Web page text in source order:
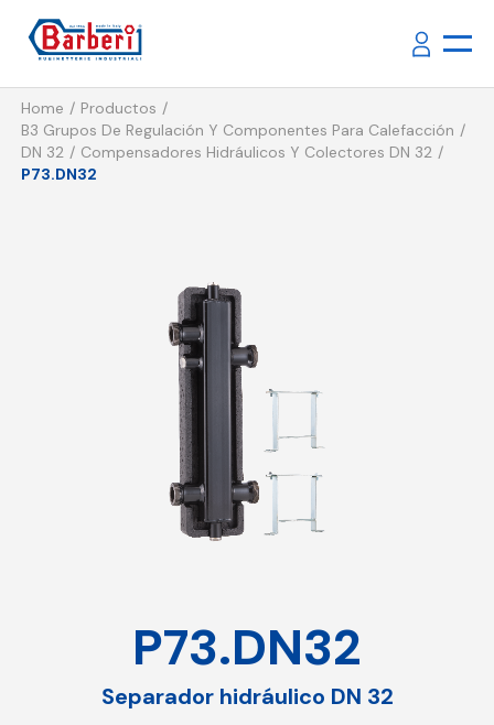
Home
Productos
B3 Grupos De Regulación Y Componentes Para Calefacción
DN 32
Compensadores Hidráulicos Y Colectores DN 32
P73.DN32
P73.DN32
Separador hidráulico DN 32